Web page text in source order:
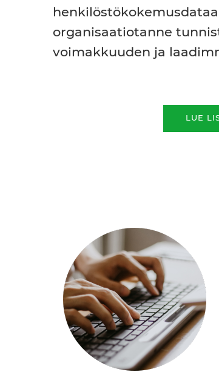
organisaatiotanne
voimakkuuden ja
LUE